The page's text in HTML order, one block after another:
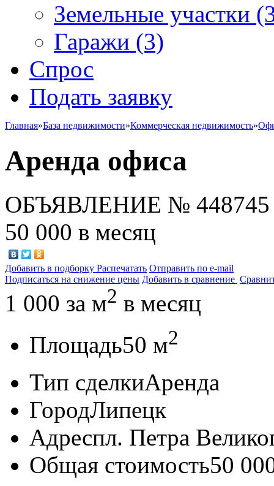
Земельные участки
Гаражи (3)
Спрос
Подать заявку
Главная»База недвижимости»Коммерческая недвижимость»
Аренда офиса
ОБЪЯВЛЕНИЕ № 448745
50 000 в месяц
Добавить в подборку Распечатать Отправить по e-mail
Подписаться на снижение цены Добавить в сравнение
1 000 за м2 в месяц
Площадь50 м2
Тип сделкиАренда
ГородЛипецк
Адреспл. Петра
Общая стоимость50